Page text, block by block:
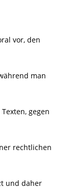
vor, den
man
gegen
rechtlichen
und daher